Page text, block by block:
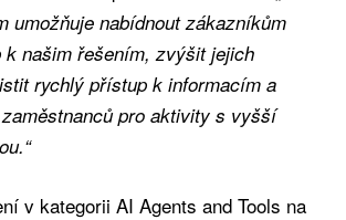
umožňuje nabídnout zákazníkům
našim řešením, zvýšit jejich
rychlý přístup k informacím a
pro aktivity s vyšší
v kategorii AI Agents and Tools na